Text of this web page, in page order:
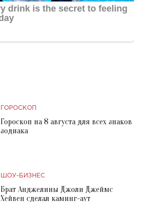
ГОРОСКОП
Гороскоп на 8 августа для всех знаков
зодиака
ШОУ-БИЗНЕС
Брат Анджелины Джоли Джеймс
Хейвен сделал каминг-аут